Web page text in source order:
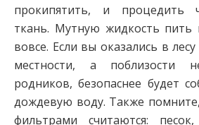
прокипятить, и процедить
ткань. Мутную жидкость пить
вовсе. Если вы оказались в
местности, а поблизости
родников, безопаснее будет
дождевую воду. Также
фильтрами считаются: